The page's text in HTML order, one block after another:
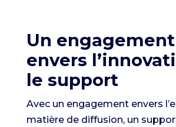
Un engagement
envers
le support
Avec un engagement envers
matière de diffusion, un